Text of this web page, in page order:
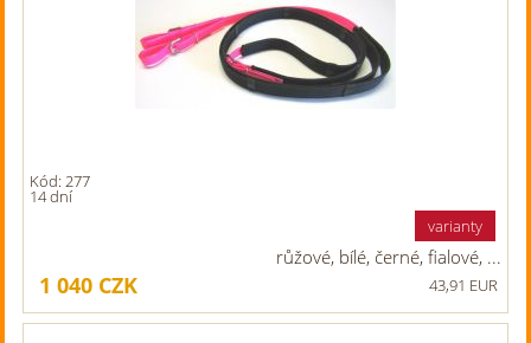
Kód: 277
14 dní
varianty
růžové, bílé, černé, fialové, ...
1 040 CZK 43,91 EUR